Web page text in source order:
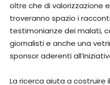
oltre che di valorizzazione
troveranno spazio i
testimonianze dei malati,
giornalisti e anche una
sponsor aderenti
La ricerca aiuta a costruire